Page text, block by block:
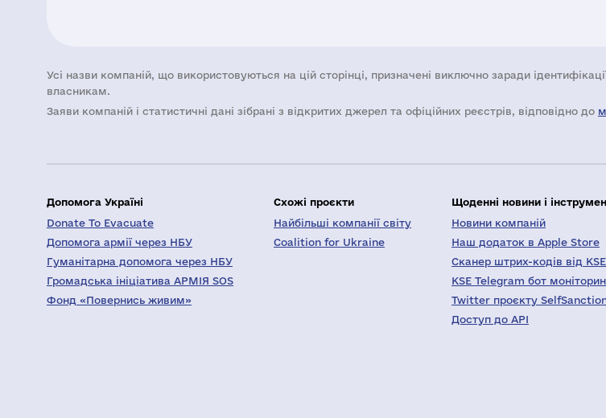
Усі назви компаній, що використовуються на цій сторінці, призначені виключно заради
власникам.
Заяви компаній i статистичні дані зібрані з відкритих джерел та офіційних реєстрів, відповідно до
Допомога Україні
Donate To Evacuate
Допомога армії через НБУ
Гуманітарна допомога через НБУ
Громадська ініціатива АРМІЯ SOS
Фонд «Повернись живим»
Схожі проєкти
Найбільші компанії світу
Coalition for Ukraine
Щоденні новини і
Новини компаній
Наш додаток в Apple Store
Сканер штрих-кодів від
KSE Telegram бот
Twitter проєкту
Доступ до API